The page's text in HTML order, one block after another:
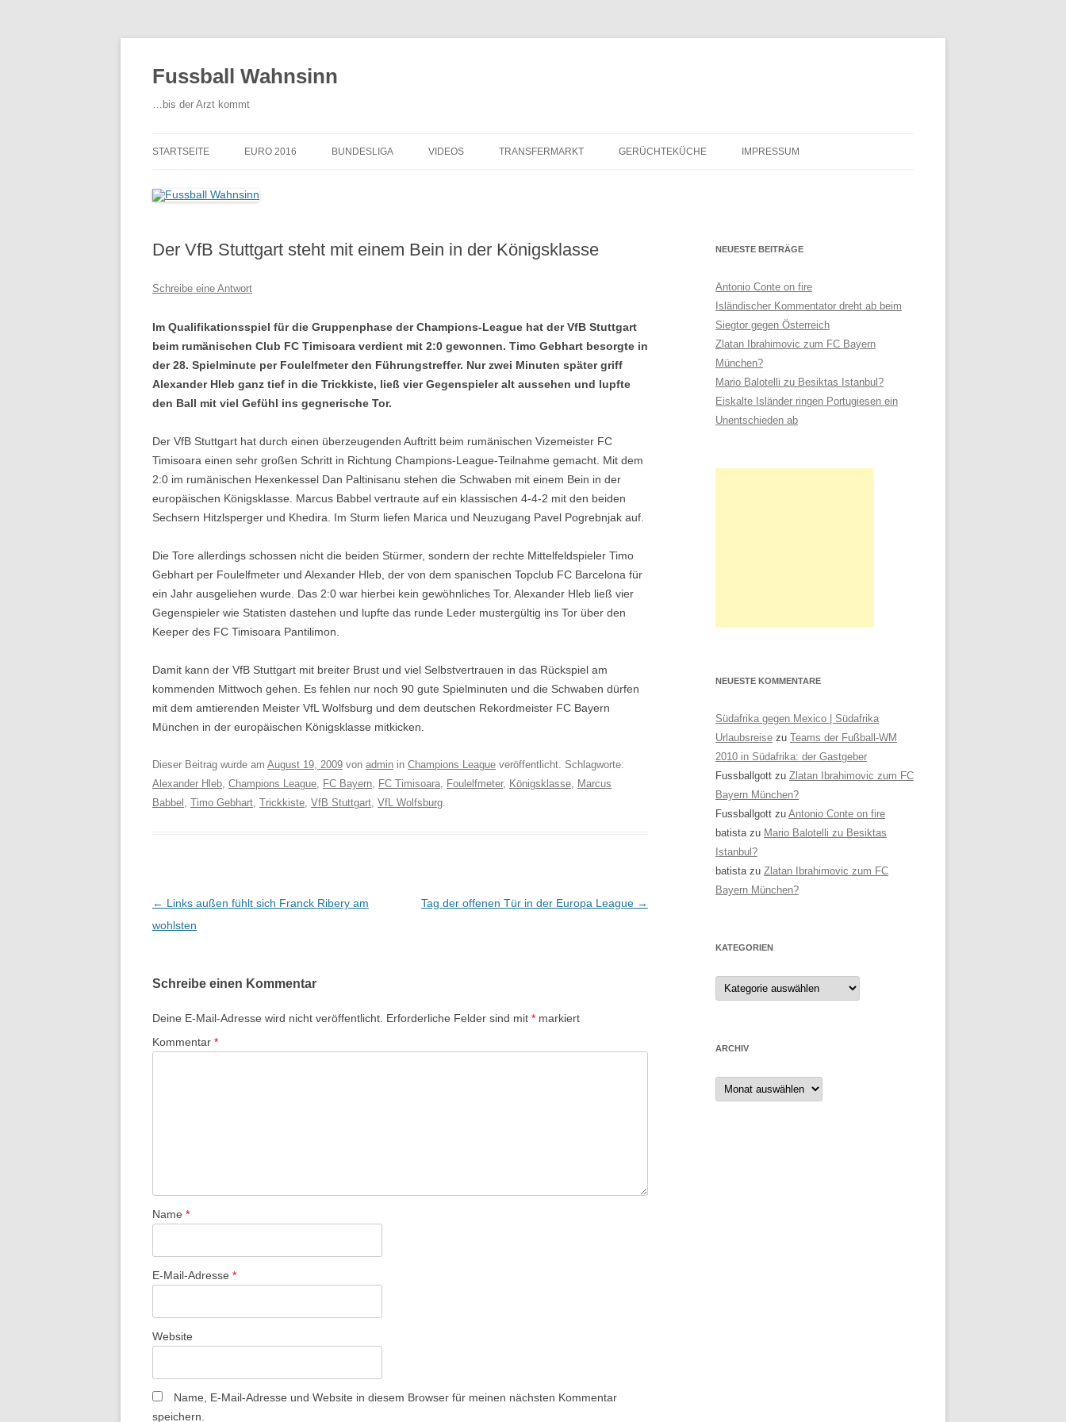
Fussball Wahnsinn
…bis der Arzt kommt
Inhalt
STARTSEITE EURO 2016 BUNDESLIGA VIDEOS TRANSFERMARKT GERÜCHTEKÜCHE IMPRESSUM
Der VfB Stuttgart steht mit einem Bein in der Königsklasse
Schreibe eine Antwort
Im Qualifikationsspiel für die Gruppenphase der Champions-League hat der VfB Stuttgart
beim rumänischen Club FC Timisoara verdient mit 2:0 gewonnen. Timo Gebhart besorgte in
der 28. Spielminute per Foulelfmeter den Führungstreffer. Nur zwei Minuten später griff
Alexander Hleb ganz tief in die Trickkiste, ließ vier Gegenspieler alt aussehen und lupfte
den Ball mit viel Gefühl ins gegnerische Tor.
Der VfB Stuttgart hat durch einen überzeugenden Auftritt beim rumänischen Vizemeister FC
Timisoara einen sehr großen Schritt in Richtung Champions-League-Teilnahme gemacht. Mit dem
2:0 im rumänischen Hexenkessel Dan Paltinisanu stehen die Schwaben mit einem Bein in der
europäischen Königsklasse. Marcus Babbel vertraute auf ein klassischen 4-4-2 mit den beiden
Sechsern Hitzlsperger und Khedira. Im Sturm liefen Marica und Neuzugang Pavel Pogrebnjak auf.
Die Tore allerdings schossen nicht die beiden Stürmer, sondern der rechte Mittelfeldspieler Timo
Gebhart per Foulelfmeter und Alexander Hleb, der von dem spanischen Topclub FC Barcelona für
ein Jahr ausgeliehen wurde. Das 2:0 war hierbei kein gewöhnliches Tor. Alexander Hleb ließ vier
Gegenspieler wie Statisten dastehen und lupfte das runde Leder mustergültig ins Tor über den
Keeper des FC Timisoara Pantilimon.
Damit kann der VfB Stuttgart mit breiter Brust und viel Selbstvertrauen in das Rückspiel am
kommenden Mittwoch gehen. Es fehlen nur noch 90 gute Spielminuten und die Schwaben dürfen
mit dem amtierenden Meister VfL Wolfsburg und dem deutschen Rekordmeister FC Bayern
München in der europäischen Königsklasse mitkicken.
Dieser Beitrag wurde am August 19, 2009 von admin in Champions League veröffentlicht. Schlagworte:
Alexander Hleb, Champions League, FC Bayern, FC Timisoara, Foulelfmeter, Königsklasse, Marcus
Babbel , Timo Gebhart, Trickkiste, VfB Stuttgart, VfL Wolfsburg.
Beitrags-
Navigation
← Links außen fühlt sich Franck Ribery am
wohlsten
Tag der offenen Tür in der Europa League →
Schreibe einen Kommentar
Deine E-Mail-Adresse wird nicht veröffentlicht. Erforderliche Felder sind mit * markiert
Kommentar *
Name *
E-Mail-Adresse *
Website
Name, E-Mail-Adresse und Website in diesem Browser für meinen nächsten Kommentar
speichern.
NEUESTE BEITRÄGE
Antonio Conte on fire
Isländischer Kommentator dreht ab beim
Siegtor gegen Österreich
Zlatan Ibrahimovic zum FC Bayern
München?
Mario Balotelli zu Besiktas Istanbul?
Eiskalte Isländer ringen Portugiesen ein
Unentschieden ab
NEUESTE KOMMENTARE
Südafrika gegen Mexico | Südafrika
Urlaubsreise zu Teams der Fußball-WM
2010 in Südafrika: der Gastgeber
Fussballgott zu Zlatan Ibrahimovic zum FC
Bayern München?
Fussballgott zu Antonio Conte on fire
batistazu Mario Balotelli zu Besiktas
Istanbul?
batistazu Zlatan Ibrahimovic zum FC
Bayern München?
KATEGORIEN
Kategorien
ARCHIV
Archiv